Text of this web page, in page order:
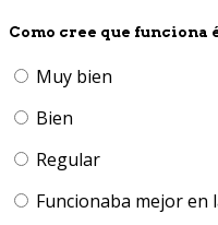
Como cree que
Muy bien
Bien
Regular
Funcionaba mejor